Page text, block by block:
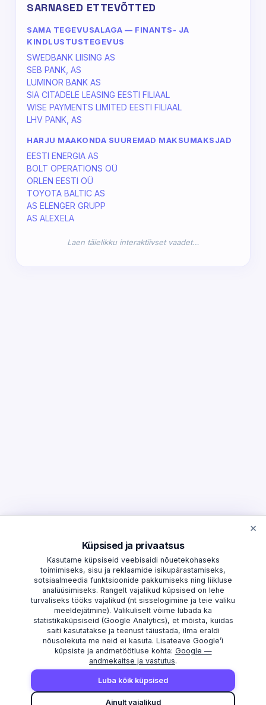
SARNASED ETTEVÕTTED
SAMA TEGEVUSALAGA — FINANTS- JA
KINDLUSTUSTEGEVUS
SWEDBANK LIISING AS
SEB PANK, AS
LUMINOR BANK AS
SIA CITADELE LEASING EESTI FILIAAL
WISE PAYMENTS LIMITED EESTI FILIAAL
LHV PANK, AS
HARJU MAAKONDA SUUREMAD MAKSUMAKSJAD
EESTI ENERGIA AS
BOLT OPERATIONS OÜ
ORLEN EESTI OÜ
TOYOTA BALTIC AS
AS ELENGER GRUPP
AS ALEXELA
Laen täielikku interaktiivset vaadet…
AVASTAMA MAAKONNAD
Harju maakond
×
Küpsised ja privaatsus
Kasutame küpsiseid veebisaidi nõuetekohaseks
toimimiseks, sisu ja reklaamide isikupärastamiseks,
sotsiaalmeedia funktsioonide pakkumiseks ning liikluse
analüüsimiseks. Rangelt vajalikud küpsised on lehe
turvaliseks tööks vajalikud (nt sisselogimine ja teie valiku
meeldejätmine). Valikuliselt võime lubada ka
statistikaküpsiseid (Google Analytics), et mõista, kuidas
saiti kasutatakse ja teenust täiustada, ilma eraldi
nõusolekuta me neid ei kasuta. Lisateave Google’i
küpsiste ja andmetöötluse kohta: Google —
andmekaitse ja vastutus.
Luba kõik küpsised
Ainult vajalikud